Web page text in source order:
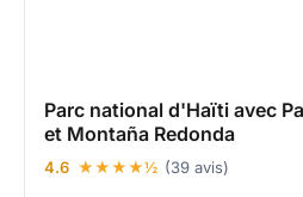
Parc national d'Haïti avec
et Montaña Redonda
4.6 ★★★★½ (39 avis)